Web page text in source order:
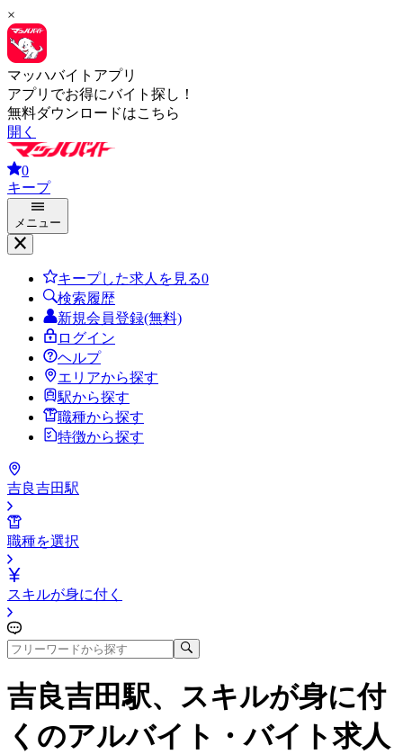
×
マッハバイトアプリ
アプリでお得にバイト探し！
無料ダウンロードはこちら
開く
0
キープ
メニュー
キープした求人を見る0
検索履歴
新規会員登録(無料)
ログイン
ヘルプ
エリアから探す
駅から探す
職種から探す
特徴から探す
吉良吉田駅
職種を選択
スキルが身に付く
吉良吉田駅、スキルが身に付
く のアルバイト・バイト求人